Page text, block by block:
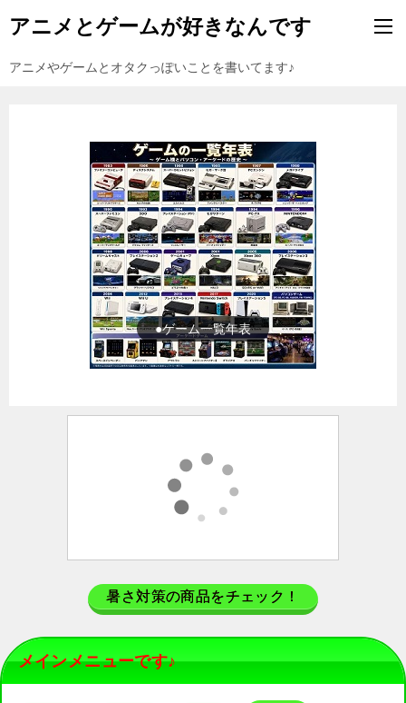
アニメとゲームが好きなんです
アニメやゲームとオタクっぽいことを書いてます♪
●ゲーム一覧年表
暑さ対策の商品をチェック！
メインメニューです♪